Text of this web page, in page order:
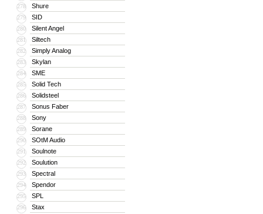
278 Shure
279 SID
280 Silent Angel
281 Siltech
282 Simply Analog
283 Skylan
284 SME
285 Solid Tech
286 Solidsteel
287 Sonus Faber
288 Sony
289 Sorane
290 SOtM Audio
291 Soulnote
292 Soulution
293 Spectral
294 Spendor
295 SPL
296 Stax